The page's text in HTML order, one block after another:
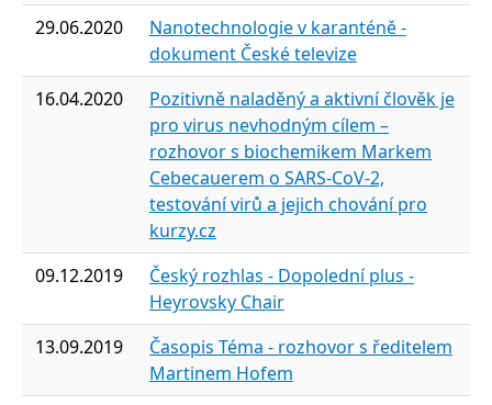
29.06.2020
Nanotechnologie v karanténě -
dokument České televize
16.04.2020
Pozitivně naladěný a aktivní člověk je
pro virus nevhodným cílem –
rozhovor s biochemikem Markem
Cebecauerem o SARS-CoV-2,
testování virů a jejich chování pro
kurzy.cz
09.12.2019
Český rozhlas - Dopolední plus -
Heyrovsky Chair
13.09.2019
Časopis Téma - rozhovor s ředitelem
Martinem Hofem